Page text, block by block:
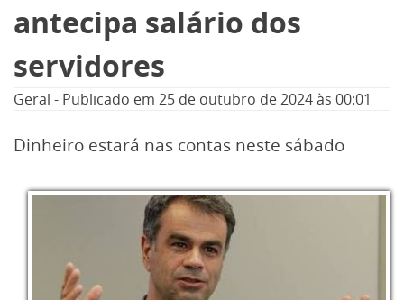
Cidades
Informe especial
antecipa salário dos
servidores
Geral - Publicado em 25 de outubro de 2024às 00:01
Dinheiro estará nas contas neste sábado